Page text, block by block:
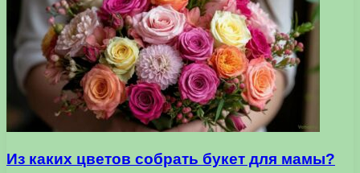
Из каких цветов собрать букет для мамы?